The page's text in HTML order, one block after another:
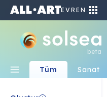
EVREN
beta
Tüm Sanat